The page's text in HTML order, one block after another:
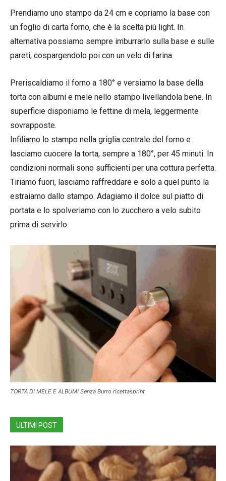
Prendiamo uno stampo da 24 cm e copriamo la base con
un foglio di carta forno, che è la scelta più light. In
alternativa possiamo sempre imburrarlo sulla base e sulle
pareti, cospargendolo poi con un velo di farina.
Preriscaldiamo il forno a 180° e versiamo la base della
torta con albumi e mele nello stampo livellandola bene. In
superficie disponiamo le fettine di mela, leggermente
sovrapposte.
Infiliamo lo stampo nella griglia centrale del forno e
lasciamo cuocere la torta, sempre a 180°, per 45 minuti. In
condizioni normali sono sufficienti per una cottura perfetta.
Tiriamo fuori, lasciamo raffreddare e solo a quel punto la
estraiamo dallo stampo. Adagiamo il dolce sul piatto di
portata e lo spolveriamo con lo zucchero a velo subito
prima di servirlo.
TORTA DI MELE E ALBUMI Senza Burro ricettasprint
ULTIMI POST